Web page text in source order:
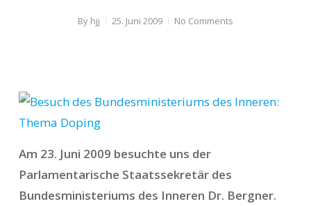
By hjj 25. Juni 2009 No Comments
Am 23. Juni 2009 besuchte uns der
Parlamentarische Staatssekretär des
Bundesministeriums des Inneren Dr. Bergner.